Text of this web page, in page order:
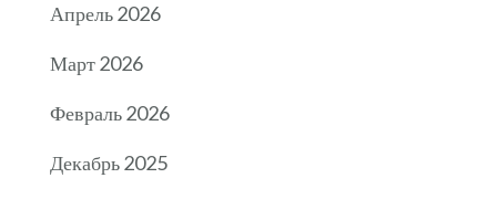
Апрель 2026
Март 2026
Февраль 2026
Декабрь 2025